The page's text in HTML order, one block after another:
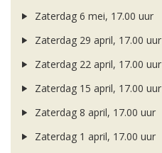
Zaterdag 6 mei, 17.00 uur
Zaterdag 29 april, 17.00 uur
Zaterdag 22 april, 17.00 uur
Zaterdag 15 april, 17.00 uur
Zaterdag 8 april, 17.00 uur
Zaterdag 1 april, 17.00 uur